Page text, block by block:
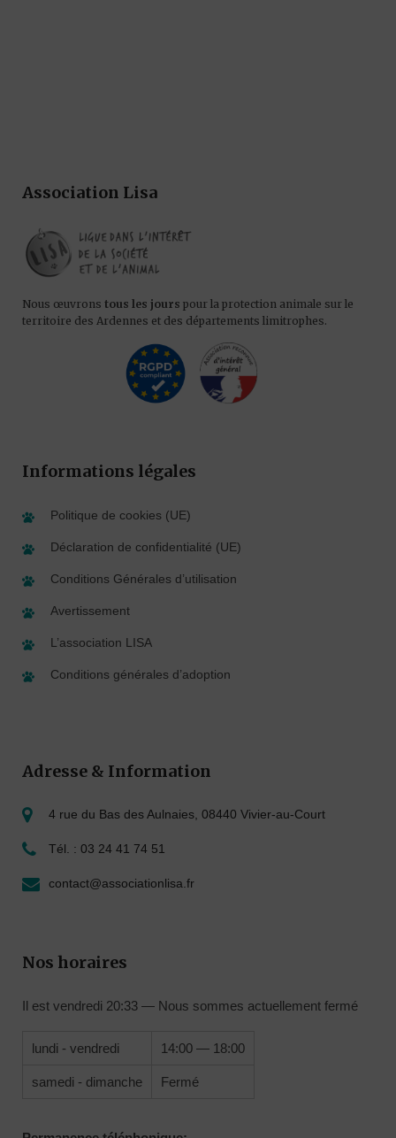
Association Lisa
Nous œuvrons tous les jours pour la protection animale sur le
territoire des Ardennes et des départements limitrophes.
Informations légales
Politique de cookies (UE)
Déclaration de confidentialité (UE)
Conditions Générales d’utilisation
Avertissement
L’association LISA
Conditions générales d’adoption
Adresse & Information
4 rue du Bas des Aulnaies, 08440 Vivier-au-Court
Tél. : 03 24 41 74 51
contact@associationlisa.fr
Nos horaires
Il est vendredi 20:33 — Nous sommes actuellement fermé
lundi - vendredi 14:00 — 18:00
samedi - dimanche Fermé